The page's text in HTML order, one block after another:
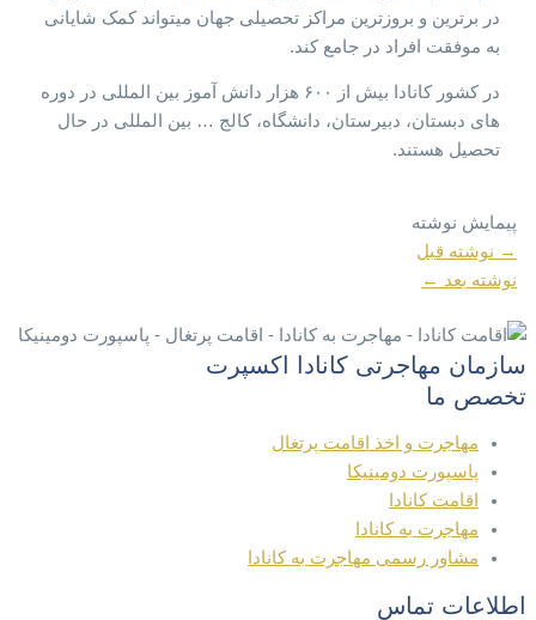
در برترین و بروزترین مراکز تحصیلی جهان میتواند کمک شایانی
به موفقت افراد در جامع کند.
در کشور کانادا بیش از ۶۰۰ هزار دانش آموز بین المللی در دوره
های دبستان، دبیرستان، دانشگاه، کالج … بین المللی در حال
تحصیل هستند.
پیمایش نوشته
→ نوشته قبل
نوشته بعد ←
سازمان مهاجرتی کانادا اکسپرت
تخصص ما
مهاجرت و اخذ اقامت پرتغال
پاسپورت دومینیکا
اقامت کانادا
مهاجرت به کانادا
مشاور رسمی مهاجرت به کانادا
اطلاعات تماس